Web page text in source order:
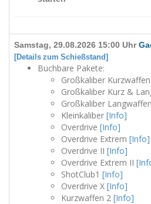
Samstag, 29.08.2026 15:00 Uhr
[Details zum Schießstand]
Buchbare Pakete:
Großkaliber Kurzwaffen
Großkaliber Kurz &
Großkaliber Langwaffen
Kleinkaliber [Info]
Overdrive [Info]
Overdrive Extrem [Info]
Overdrive II [Info]
Overdrive Extrem II
ShotClub1 [Info]
Overdrive X [Info]
Kurzwaffen 2 [Info]